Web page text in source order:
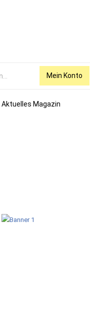
Mein Konto
Aktuelles Magazin